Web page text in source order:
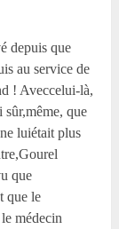
depuis que
au service de
! Aveccelui-là,
sûr,même, que
luiétait plus
que
que le
médecin